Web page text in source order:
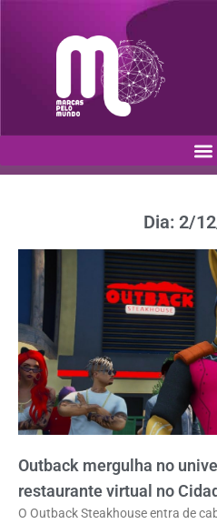
Dia: 2/
Outback mergulha no
restaurante virtual no
O Outback Steakhouse entra de